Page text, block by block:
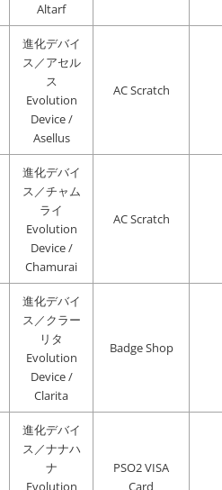
Altarf
進化デバイ
ス／アセル
ス
Evolution
Device /
Asellus
AC Scratch
進化デバイ
ス／チャム
ライ
Evolution
Device /
Chamurai
AC Scratch
進化デバイ
ス／クラー
リタ
Evolution
Device /
Clarita
Badge Shop
進化デバイ
ス／ナナハ
ナ
Evolution
PSO2 VISA
Card